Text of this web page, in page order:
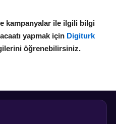
kampanyalar ile ilgili bilgi
yapmak için Digiturk
öğrenebilirsiniz.